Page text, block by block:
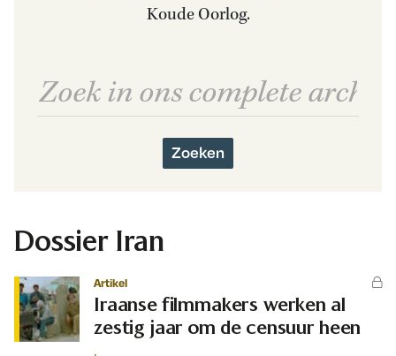
Koude Oorlog.
Zoeken
Dossier Iran
Artikel
Iraanse filmmakers werken al
zestig jaar om de censuur heen